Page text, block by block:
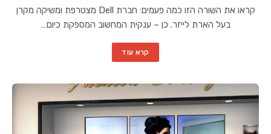
קראו את השורה הזו כמה פעמים: חברת Dell מצטרפת ומשיקה מקרן
בעל הארת לייזר. כן – ענקית המחשוב המספקת כיום…
קרא עוד